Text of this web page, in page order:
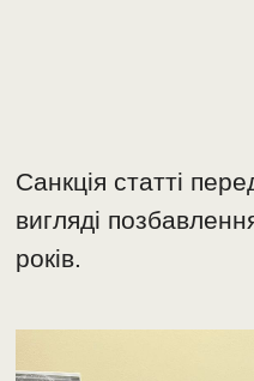
Санкція статті
вигляді
років.